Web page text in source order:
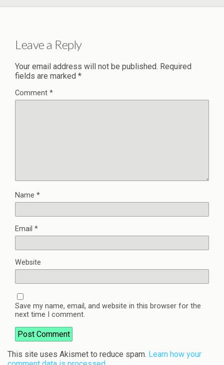
Leave a Reply
Your email address will not be published. Required
fields are marked *
Comment *
Name *
Email *
Website
Save my name, email, and website in this browser for the
next time I comment.
This site uses Akismet to reduce spam. Learn how your